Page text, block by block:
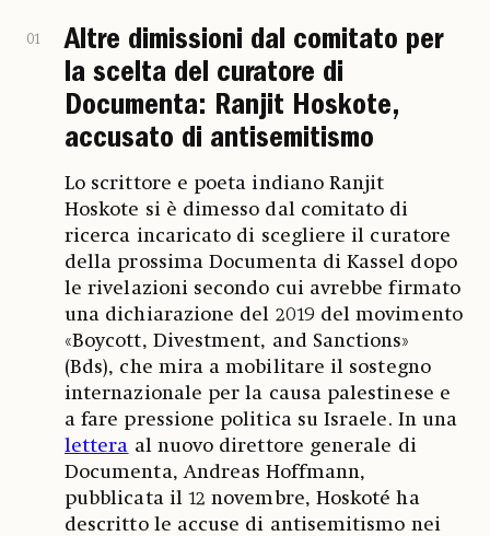
01
Altre dimissioni dal comitato per
la scelta del curatore di
Documenta: Ranjit Hoskote,
accusato di antisemitismo
Lo scrittore e poeta indiano Ranjit
Hoskote si è dimesso dal comitato di
ricerca incaricato di scegliere il curatore
della prossima Documenta di Kassel dopo
le rivelazioni secondo cui avrebbe firmato
una dichiarazione del 2019 del movimento
«Boycott, Divestment, and Sanctions»
(Bds), che mira a mobilitare il sostegno
internazionale per la causa palestinese e
a fare pressione politica su Israele. In una
lettera al nuovo direttore generale di
Documenta, Andreas Hoffmann,
pubblicata il 12 novembre, Hoskoté ha
descritto le accuse di antisemitismo nei